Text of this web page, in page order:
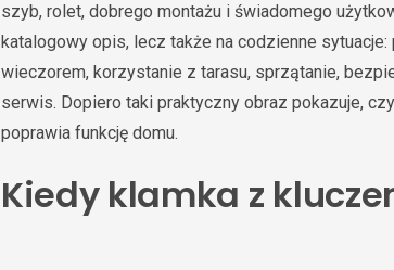
szyb, rolet, dobrego montażu i świadomego
katalogowy opis, lecz także na codzienne
wieczorem, korzystanie z tarasu, sprzątanie,
serwis. Dopiero taki praktyczny obraz pokazuje,
poprawia funkcję domu.
Kiedy klamka z